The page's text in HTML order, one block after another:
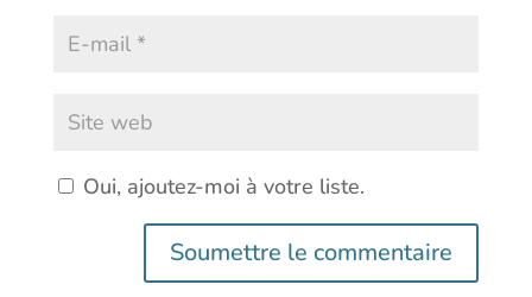
Oui, ajoutez-moi à votre liste.
Soumettre le commentaire